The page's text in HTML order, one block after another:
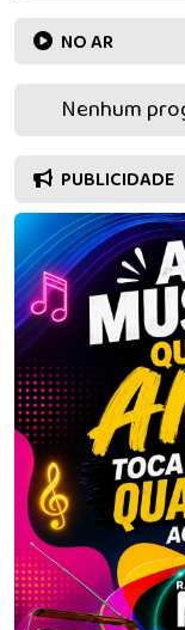
NO AR
Nenhum
PUBLICIDADE